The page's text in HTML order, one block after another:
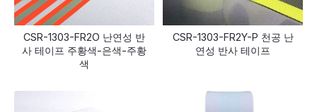
CSR-1303-FR2O 난연성 반
사 테이프 주황색-은색-주황
색
CSR-1303-FR2Y-P 천공 난
연성 반사 테이프